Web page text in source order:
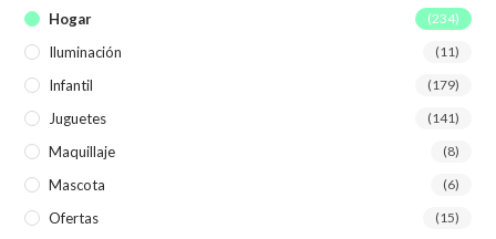
Hogar (234)
Iluminación (11)
Infantil (179)
Juguetes (141)
Maquillaje (8)
Mascota (6)
Ofertas (15)